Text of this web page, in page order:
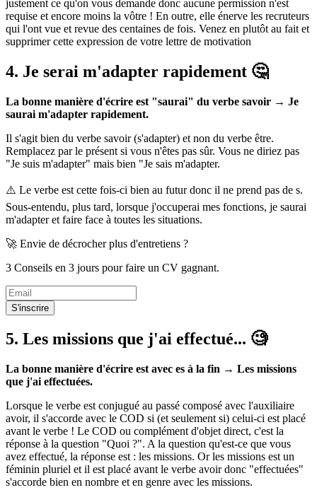
justement ce qu'on vous demande donc aucune permission n'est
requise et encore moins la vôtre ! En outre, elle énerve les recruteurs
qui l'ont vue et revue des centaines de fois. Venez en plutôt au fait et
supprimer cette expression de votre lettre de motivation
4. Je serai m'adapter rapidement 🤔
La bonne manière d'écrire est "saurai" du verbe savoir → Je
saurai m'adapter rapidement.
Il s'agit bien du verbe savoir (s'adapter) et non du verbe être.
Remplacez par le présent si vous n'êtes pas sûr. Vous ne diriez pas
"Je suis m'adapter" mais bien "Je sais m'adapter.
⚠️ Le verbe est cette fois-ci bien au futur donc il ne prend pas de s.
Sous-entendu, plus tard, lorsque j'occuperai mes fonctions, je saurai
m'adapter et faire face à toutes les situations.
🚀 Envie de décrocher plus d'entretiens ?
3 Conseils en 3 jours pour faire un CV gagnant.
S'inscrire
5. Les missions que j'ai effectué... 🧐
La bonne manière d'écrire est avec es à la fin → Les missions
que j'ai effectuées.
Lorsque le verbe est conjugué au passé composé avec l'auxiliaire
avoir, il s'accorde avec le COD si (et seulement si) celui-ci est placé
avant le verbe ! Le COD ou complément d'objet direct, c'est la
réponse à la question "Quoi ?". A la question qu'est-ce que vous
avez effectué, la réponse est : les missions. Or les missions est un
féminin pluriel et il est placé avant le verbe avoir donc "effectuées"
s'accorde bien en nombre et en genre avec les missions.